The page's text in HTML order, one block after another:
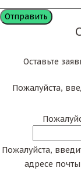
Оставьте
Пожалуйста,
Пожалуйста,
адресе почты